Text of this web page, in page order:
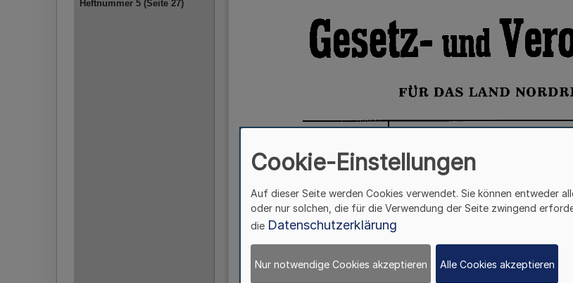
Cookie-Einstellungen
Auf dieser Seite werden Cookies verwendet. Sie können entweder
oder nur solchen, die für die Verwendung der Seite zwingend
die Datenschutzerklärung
Nur notwendige Cookies akzeptieren Alle Cookies akzeptieren